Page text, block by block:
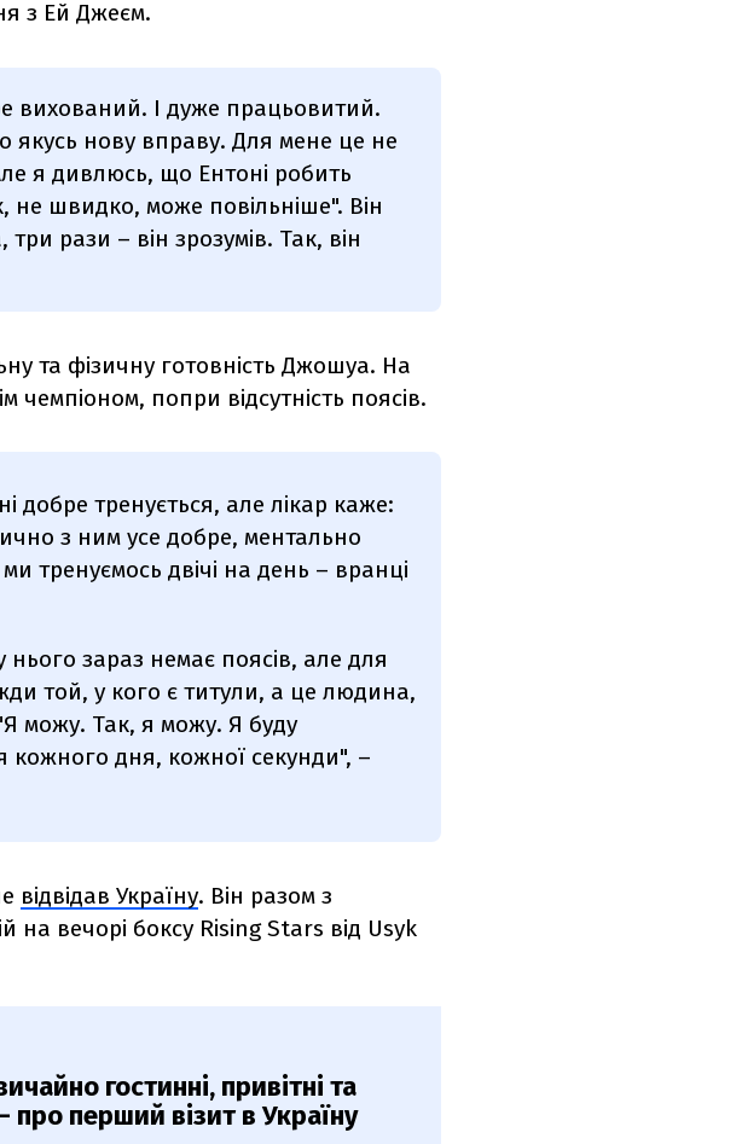
з Ей Джеєм.
вихований. І дуже працьовитий.
якусь нову вправу. Для мене це не
я дивлюсь, що Ентоні робить
не швидко, може повільніше". Він
рази – він зрозумів. Так, він
та фізичну готовність Джошуа. На
чемпіоном, попри відсутність поясів.
тренується, але лікар каже:
з ним усе добре, ментально
тренуємось двічі на день – вранці
зараз немає поясів, але для
той, у кого є титули, а це людина,
можу. Так, я можу. Я буду
кожного дня, кожної секунди", –
відвідав Україну. Він разом з
на вечорі боксу Rising Stars від Usyk
гостинні, привітні та
перший візит в Україну